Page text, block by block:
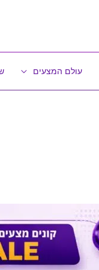
עולם המצעים